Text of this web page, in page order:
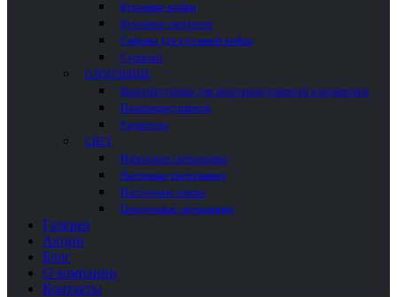
Кухонные мойки
Кухонные смесители
Сифоны для кухонной мойки
Сушилки
ОТОПЛЕНИЕ
Комплектующие для полотенцесушителей и радиаторов
Полотенцесушители
Радиаторы
СВЕТ
Напольные светильники
Настенные светильники
Настольные лампы
Потолочные светильники
Галерея
Акции
Блог
О компании
Контакты